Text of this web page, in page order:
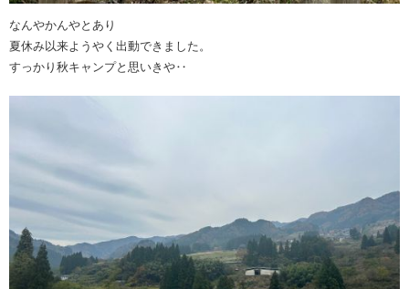
なんやかんやとあり
夏休み以来ようやく出動できました。
すっかり秋キャンプと思いきや‥